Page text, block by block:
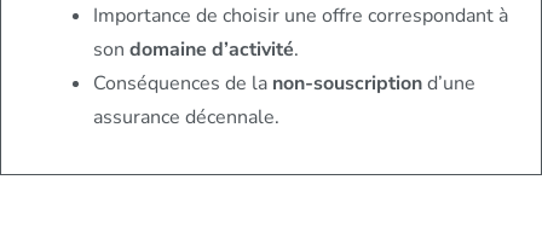
Importance de choisir une offre correspondant à
son domaine d’activité.
Conséquences de la non-souscriptiond’une
assurance décennale.